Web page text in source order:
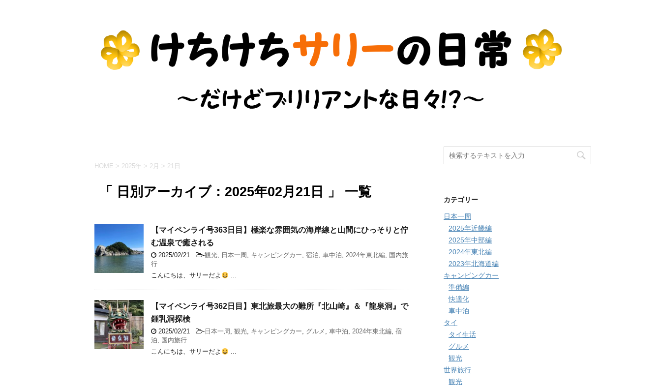
HOME > 2025年 > 2月 > 21日
「 日別アーカイブ：2025年02月21日 」 一覧
【マイペンライ号363日目】極楽な雰囲気の海岸線と山間にひっそりと佇
む温泉で癒される
2025/02/21 -観光, 日本一周 , キャンピングカー, 宿泊, 車中泊, 2024年東北編, 国内旅
行
こんにちは、サリーだよ
...
【マイペンライ号362日目】東北旅最大の難所『北山崎』＆『龍泉洞』で
鍾乳洞探検
2025/02/21 - 日本一周 , 観光, キャンピングカー, グルメ , 車中泊, 2024年東北編, 宿
泊, 国内旅行
こんにちは、サリーだよ
...
カテゴリー
日本一周
2025年近畿編
2025年中部編
2024年東北編
2023年北海道編
キャンピングカー
準備編
快適化
車中泊
タイ
タイ生活
グルメ
観光
世界旅行
観光